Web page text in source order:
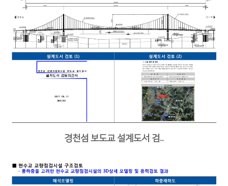
경천섬 보도교 설계도서 검..